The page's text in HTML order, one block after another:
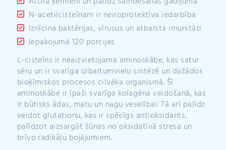
N-acetilcisteīnam ir neiroprotektīva iedarbība
Iznīcina baktērijas, vīrusus un atbalsta imunitāti
Iepakojumā 120 porcijas
L-cisteīns ir neaizvietojama aminoskābe, kas satur
sēru un ir svarīga olbaltumvielu sintēzē un dažādos
bioķīmiskos procesos cilvēka organismā. Šī
aminoskābe ir īpaši svarīga kolagēna veidošanā, kas
ir būtisks ādas, matu un nagu veselībai. Tā arī palīdz
veidot glutationu, kas ir spēcīgs antioksidants,
palīdzot aizsargāt šūnas no oksidatīvā stresa un
brīvo radikāļu bojājumiem.